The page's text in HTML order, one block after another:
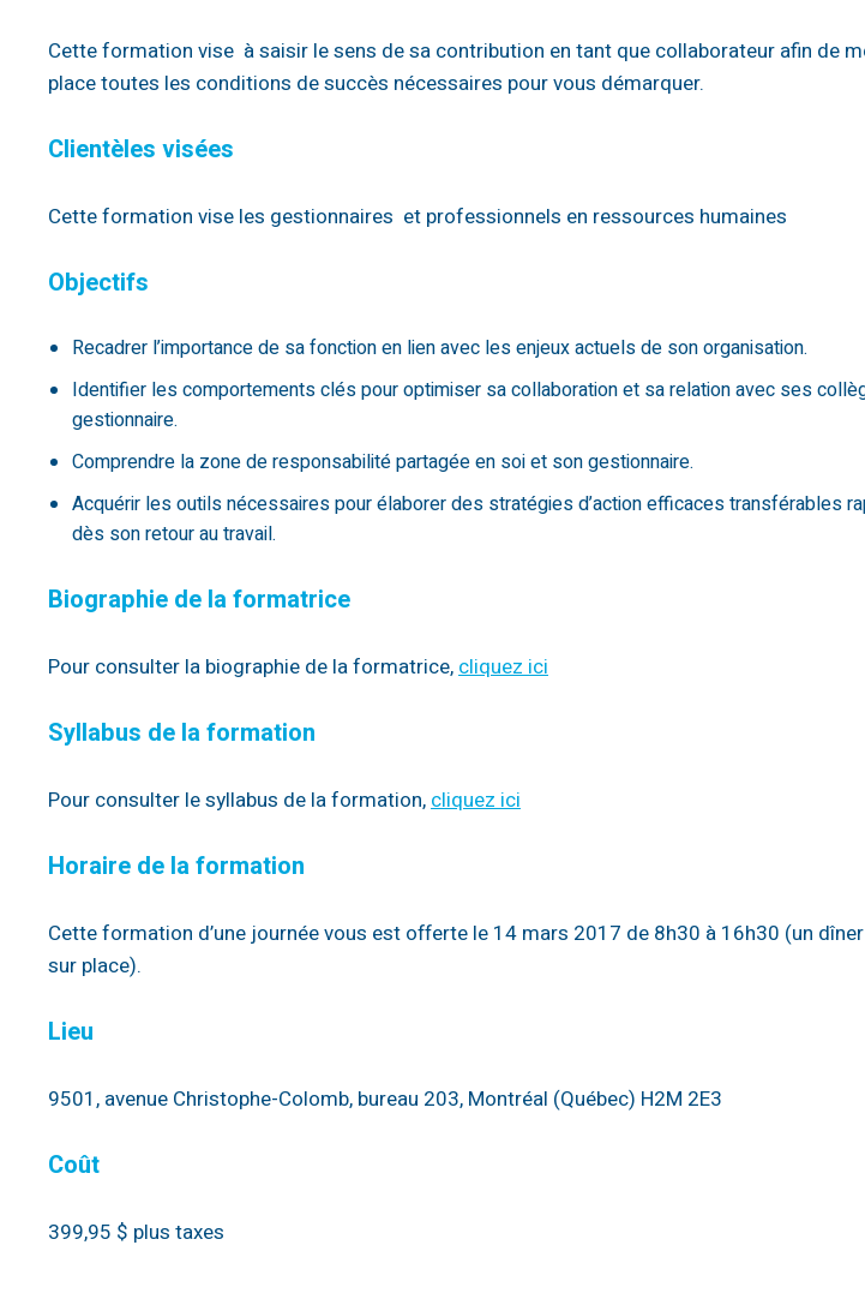
Cette formation vise à saisir le sens de sa contribution en tant que collaborateur afin de
place toutes les conditions de succès nécessaires pour vous démarquer.
Clientèles visées
Cette formation vise les gestionnaires et professionnels en ressources humaines
Objectifs
Recadrer l’importance de sa fonction en lien avec les enjeux actuels de son organisation.
Identifier les comportements clés pour optimiser sa collaboration et sa relation avec ses
gestionnaire.
Comprendre la zone de responsabilité partagée en soi et son gestionnaire.
Acquérir les outils nécessaires pour élaborer des stratégies d’action efficaces transférables
dès son retour au travail.
Biographie de la formatrice
Pour consulter la biographie de la formatrice, cliquez ici
Syllabus de la formation
Pour consulter le syllabus de la formation, cliquez ici
Horaire de la formation
Cette formation d’une journée vous est offerte le 14 mars 2017 de 8h30 à 16h30 (un
sur place).
Lieu
9501, avenue Christophe-Colomb, bureau 203, Montréal (Québec) H2M 2E3
Coût
399,95 $ plus taxes